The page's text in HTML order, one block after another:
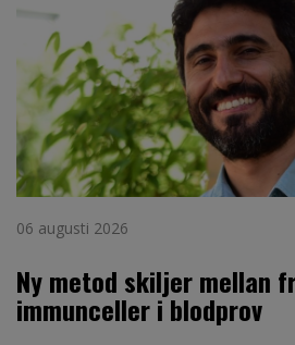
06 augusti 2026
Ny metod skiljer mellan
immunceller i blodprov